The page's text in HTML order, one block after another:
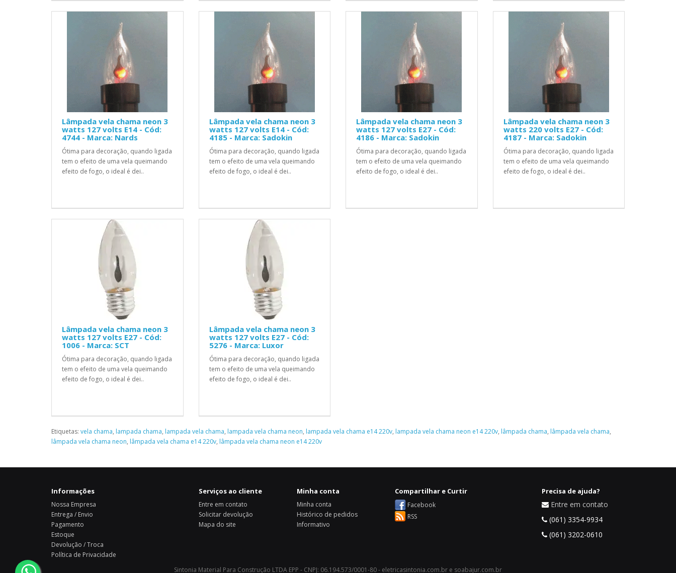
Lâmpada vela chama neon 3
watts 127 volts E14 - Cód:
4744 - Marca: Nards
Ótima para decoração, quando ligada
tem o efeito de uma vela queimando
efeito de fogo, o ideal é dei..
Lâmpada vela chama neon 3
watts 127 volts E14 - Cód:
4185 - Marca: Sadokin
Ótima para decoração, quando ligada
tem o efeito de uma vela queimando
efeito de fogo, o ideal é dei..
Lâmpada vela chama neon 3
watts 127 volts E27 - Cód:
4186 - Marca: Sadokin
Ótima para decoração, quando ligada
tem o efeito de uma vela queimando
efeito de fogo, o ideal é dei..
Lâmpada vela chama neon 3
watts 220 volts E27 - Cód:
4187 - Marca: Sadokin
Ótima para decoração, quando ligada
tem o efeito de uma vela queimando
efeito de fogo, o ideal é dei..
Lâmpada vela chama neon 3
watts 127 volts E27 - Cód:
1006 - Marca: SCT
Ótima para decoração, quando ligada
tem o efeito de uma vela queimando
efeito de fogo, o ideal é dei..
Lâmpada vela chama neon 3
watts 127 volts E27 - Cód:
5276 - Marca: Luxor
Ótima para decoração, quando ligada
tem o efeito de uma vela queimando
efeito de fogo, o ideal é dei..
Etiquetas: vela chama, lampada chama, lampada vela chama, lampada vela chama neon, lampada vela chama e14 220v, lampada vela chama neon e14 220v, lâmpada chama, lâmpada vela chama,
lâmpada vela chama neon, lâmpada vela chama e14 220v, lâmpada vela chama neon e14 220v
Informações
Nossa Empresa
Entrega / Envio
Pagamento
Estoque
Devolução / Troca
Política de Privacidade
Serviços ao cliente
Entre em contato
Solicitar devolução
Mapa do site
Minha conta
Minha conta
Histórico de pedidos
Informativo
Compartilhar e Curtir
Facebook
RSS
Precisa de ajuda?
Entre em contato
(061) 3354-9934
(061) 3202-0610
Sintonia Material Para Construção LTDA EPP - CNPJ: 06.194.573/0001-80 - eletricasintonia.com.br e soabajur.com.br